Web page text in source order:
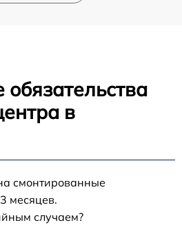
в
смонтированные
месяцев.
случаем?